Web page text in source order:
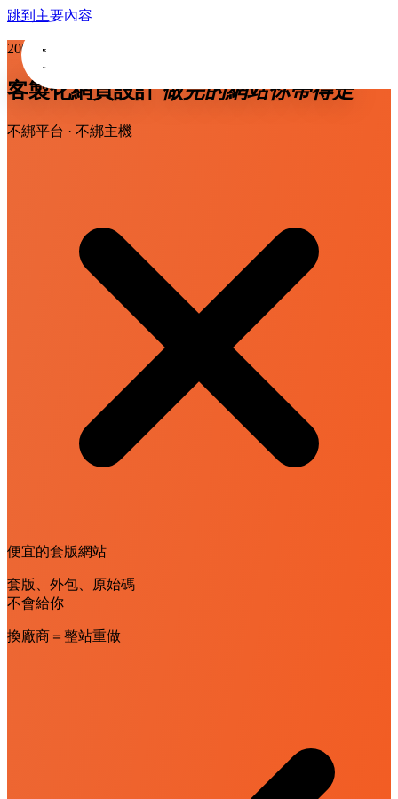
跳到主要內容
2002 年創立 · 3,000+ 企業信賴 · 24 年深耕
客製化網頁設計 做完的網站你帶得走
不綁平台 · 不綁主機
便宜的套版網站
套版、外包、原始碼
不會給你
換廠商＝整站重做